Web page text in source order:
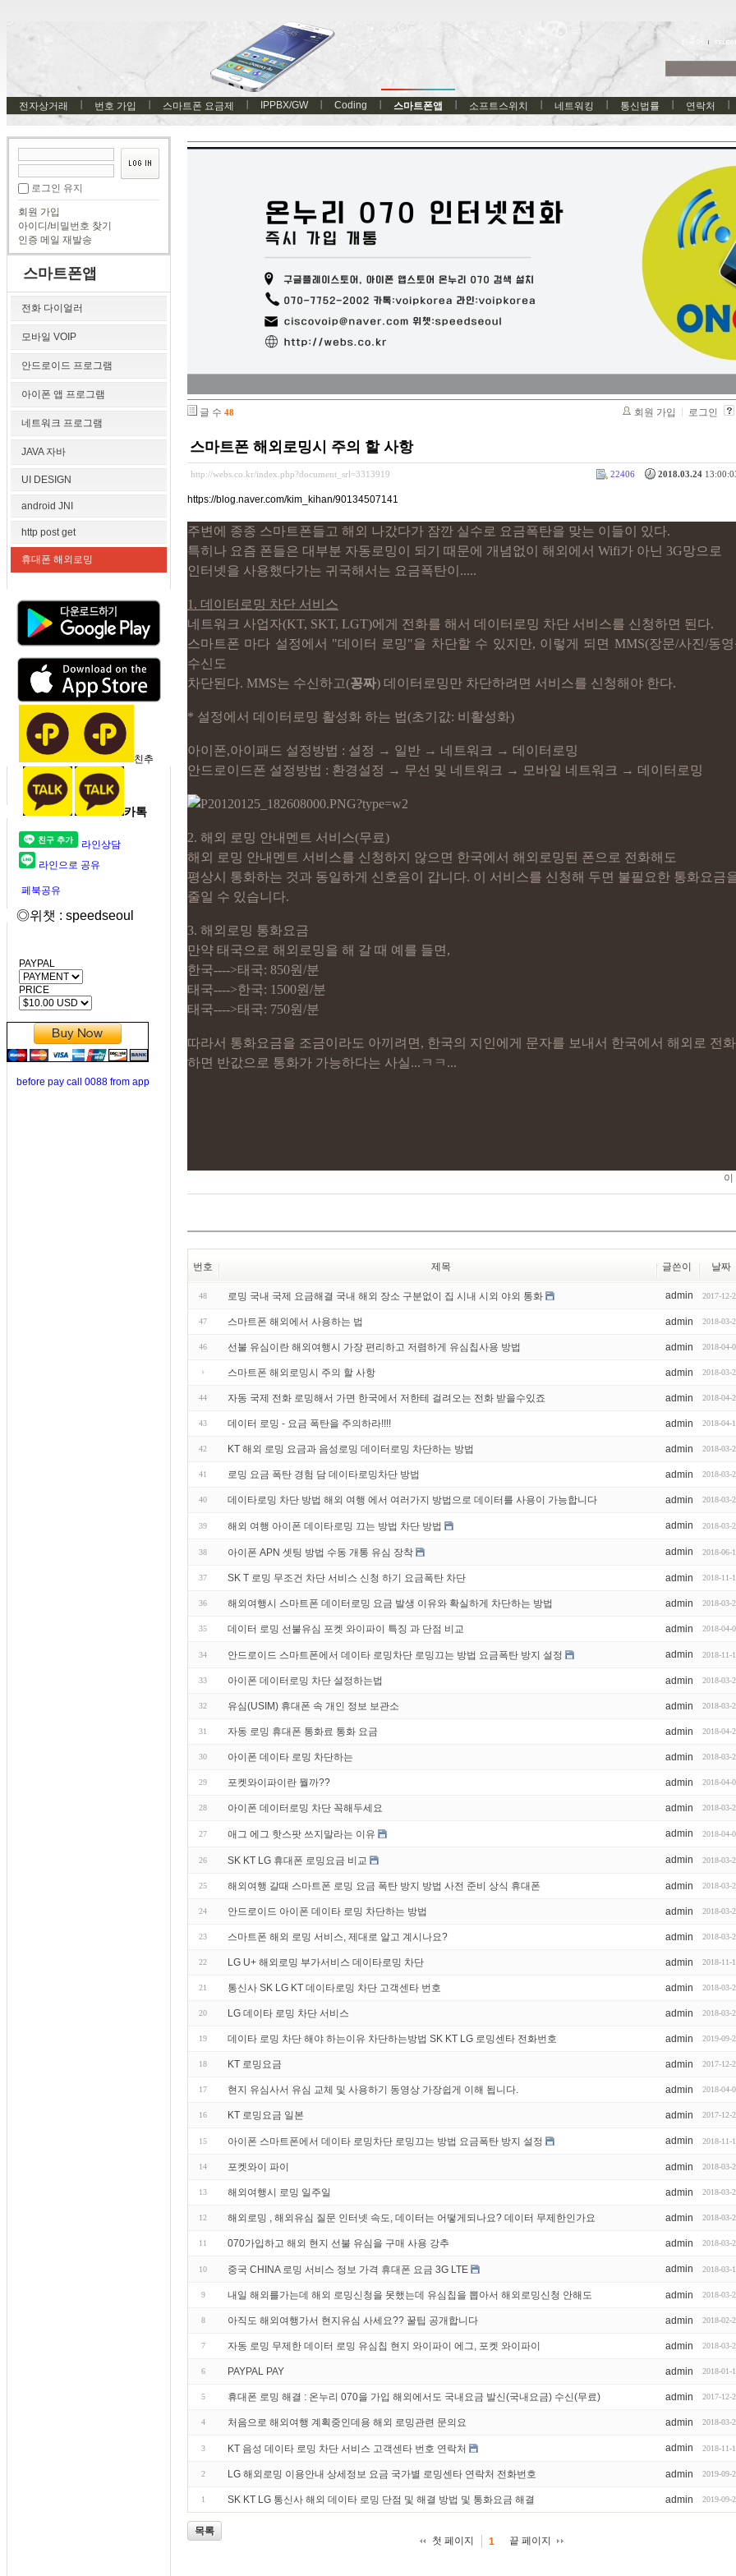
전자상거래 번호 가입 스마트폰 요금제 IPPBX/GW Coding 스마트폰앱 소프트스위치 네트워킹 통신법률 연락처
로그인 유지
회원 가입
아이디/비밀번호 찾기
인증 메일 재발송
스마트폰앱
전화 다이얼러
모바일 VOIP
안드로이드 프로그램
아이폰 앱 프로그램
네트워크 프로그램
JAVA 자바
UI DESIGN
android JNI
http post get
휴대폰 해외로밍
친추
카톡
라인상담
라인으로 공유
페북공유
◎위챗 : speedseoul
PAYPAL
PRICE
before pay call 0088 from app
글 수 48 회원 가입 로그인
스마트폰 해외로밍시 주의 할 사항
http://webs.co.kr/index.php?document_srl=3313919 2018.03.24
22406
https://blog.naver.com/kim_kihan/90134507141
주변에 종종 스마트폰들고 해외 나갔다가 잠깐 실수로 요금폭탄을 맞는 이들이 있다.
특히나 요즘 폰들은 대부분 자동로밍이 되기 때문에 개념없이 해외에서 Wifi가 아닌 3G망으로
인터넷을 사용했다가는 귀국해서는 요금폭탄이.....
1. 데이터로밍 차단 서비스
네트워크 사업자(KT, SKT, LGT)에게 전화를 해서 데이터로밍 차단 서비스를 신청하면 된다.
스마트폰 마다 설정에서 "데이터 로밍"을 차단할 수 있지만, 이렇게 되면 MMS(장문/사진/동
수신도
차단된다. MMS는 수신하고(꽁짜) 데이터로밍만 차단하려면 서비스를 신청해야 한다.
* 설정에서 데이터로밍 활성화 하는 법(초기값: 비활성화)
아이폰,아이패드 설정방법 : 설정 → 일반 → 네트워크 → 데이터로밍
안드로이드폰 설정방법 : 환경설정 → 무선 및 네트워크 → 모바일 네트워크 → 데이터로밍
2. 해외 로밍 안내멘트 서비스(무료)
해외 로밍 안내멘트 서비스를 신청하지 않으면 한국에서 해외로밍된 폰으로 전화해도
평상시 통화하는 것과 동일하게 신호음이 갑니다. 이 서비스를 신청해 두면 불필요한 통화요금
줄일 수 있습니다.
3. 해외로밍 통화요금
만약 태국으로 해외로밍을 해 갈 때 예를 들면,
한국---->태국: 850원/분
태국---->한국: 1500원/분
태국---->태국: 750원/분
따라서 통화요금을 조금이라도 아끼려면, 한국의 지인에게 문자를 보내서 한국에서 해외로 전
하면 반값으로 통화가 가능하다는 사실...ㅋㅋ...
이
번호 제목 글쓴이 날짜
48 로밍 국내 국제 요금해결 국내 해외 장소 구분없이 집 시내 시외 야외 통화 admin 2017-12-
47 스마트폰 해외에서 사용하는 법 admin 2018-03-
46 선불 유심이란 해외여행시 가장 편리하고 저렴하게 유심칩사용 방법 admin 2018-04-
스마트폰 해외로밍시 주의 할 사항 admin 2018-03-
44 자동 국제 전화 로밍해서 가면 한국에서 저한테 걸려오는 전화 받을수있죠 admin 2018-04-
43 데이터 로밍 - 요금 폭탄을 주의하라!!!! admin 2018-04-
42 KT 해외 로밍 요금과 음성로밍 데이터로밍 차단하는 방법 admin 2018-03-
41 로밍 요금 폭탄 경험 담 데이타로밍차단 방법 admin 2018-03-
40 데이타로밍 차단 방법 해외 여행 에서 여러가지 방법으로 데이터를 사용이 가능합니다 admin 2018-03-
39 해외 여행 아이폰 데이타로밍 끄는 방법 차단 방법 admin 2018-03-
38 아이폰 APN 셋팅 방법 수동 개통 유심 장착 admin 2018-06-
37 SK T 로밍 무조건 차단 서비스 신청 하기 요금폭탄 차단 admin 2018-11-
36 해외여행시 스마트폰 데이터로밍 요금 발생 이유와 확실하게 차단하는 방법 admin 2018-03-
35 데이터 로밍 선불유심 포켓 와이파이 특징 과 단점 비교 admin 2018-04-
34 안드로이드 스마트폰에서 데이타 로밍차단 로밍끄는 방법 요금폭탄 방지 설정 admin 2018-11-
33 아이폰 데이터로밍 차단 설정하는법 admin 2018-03-
32 유심(USIM) 휴대폰 속 개인 정보 보관소 admin 2018-03-
31 자동 로밍 휴대폰 통화료 통화 요금 admin 2018-04-
30 아이폰 데이타 로밍 차단하는 admin 2018-03-
29 포켓와이파이란 뭘까?? admin 2018-04-
28 아이폰 데이터로밍 차단 꼭해두세요 admin 2018-03-
27 애그 에그 핫스팟 쓰지말라는 이유 admin 2018-04-
26 SK KT LG 휴대폰 로밍요금 비교 admin 2018-03-
25 해외여행 갈때 스마트폰 로밍 요금 폭탄 방지 방법 사전 준비 상식 휴대폰 admin 2018-03-
24 안드로이드 아이폰 데이타 로밍 차단하는 방법 admin 2018-03-
23 스마트폰 해외 로밍 서비스, 제대로 알고 계시나요? admin 2018-03-
22 LG U+ 해외로밍 부가서비스 데이타로밍 차단 admin 2018-11-
21 통신사 SK LG KT 데이타로밍 차단 고객센타 번호 admin 2018-03-
20 LG 데이타 로밍 차단 서비스 admin 2018-03-
19 데이타 로밍 차단 해야 하는이유 차단하는방법 SK KT LG 로밍센타 전화번호 admin 2019-09-
18 KT 로밍요금 admin 2017-12-
17 현지 유심사서 유심 교체 및 사용하기 동영상 가장쉽게 이해 됩니다. admin 2018-04-
16 KT 로밍요금 일본 admin 2017-12-
15 아이폰 스마트폰에서 데이타 로밍차단 로밍끄는 방법 요금폭탄 방지 설정 admin 2018-11-
14 포켓와이 파이 admin 2018-03-
13 해외여행시 로밍 일주일 admin 2018-03-
12 해외로밍 , 해외유심 질문 인터넷 속도, 데이터는 어떻게되나요? 데이터 무제한인가요 admin 2018-03-
11 070가입하고 해외 현지 선불 유심을 구매 사용 강추 admin 2018-03-
10 중국 CHINA 로밍 서비스 정보 가격 휴대폰 요금 3G LTE admin 2018-03-
9 내일 해외를가는데 해외 로밍신청을 못했는데 유심칩을 뽑아서 해외로밍신청 안해도 admin 2018-03-
8 아직도 해외여행가서 현지유심 사세요?? 꿀팁 공개합니다 admin 2018-02-
7 자동 로밍 무제한 데이터 로밍 유심칩 현지 와이파이 에그, 포켓 와이파이 admin 2018-03-
6 PAYPAL PAY admin 2018-01-
5 휴대폰 로밍 해결 : 온누리 070을 가입 해외에서도 국내요금 발신(국내요금) 수신(무료) admin 2017-12-
4 처음으로 해외여행 계획중인데용 해외 로밍관련 문의요 admin 2018-03-
3 KT 음성 데이타 로밍 차단 서비스 고객센타 번호 연락처 admin 2018-11-
2 LG 해외로밍 이용안내 상세정보 요금 국가별 로밍센타 연락처 전화번호 admin 2019-09-
1 SK KT LG 통신사 해외 데이타 로밍 단점 및 해결 방법 및 통화요금 해결 admin 2019-09-
목록
첫 페이지
1 끝 페이지